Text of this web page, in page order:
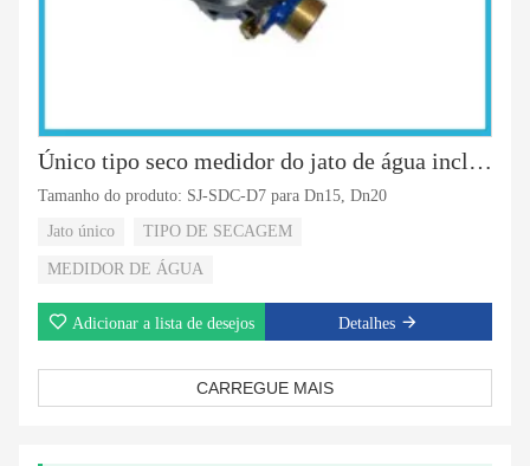
Único tipo seco medidor do jato de água incline o bronze dos 7rollers
Tamanho do produto: SJ-SDC-D7 para Dn15, Dn20
Jato único
TIPO DE SECAGEM
MEDIDOR DE ÁGUA
Adicionar a lista de desejos Detalhes
CARREGUE MAIS